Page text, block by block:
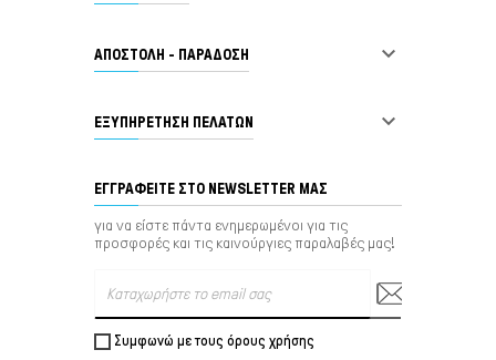
ΑΠΟΣΤΟΛΗ - ΠΑΡΑΔΟΣΗ 
ΕΞΥΠΗΡΈΤΗΣΗ ΠΕΛΑΤΏΝ 
ΕΓΓΡΑΦΕΊΤΕ ΣΤΟ NEWSLETTER ΜΑΣ
για να είστε πάντα ενημερωμένοι για τις
προσφορές και τις καινούργιες παραλαβές μας!
Συμφωνώ με τους όρους χρήσης